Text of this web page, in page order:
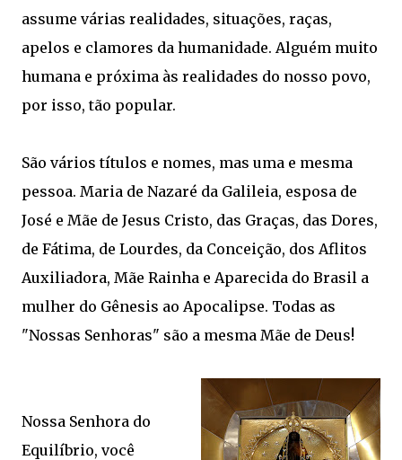
assume várias realidades, situações, raças,
apelos e clamores da humanidade. Alguém muito
humana e próxima às realidades do nosso povo,
por isso, tão popular.
São vários títulos e nomes, mas uma e mesma
pessoa. Maria de Nazaré da Galileia, esposa de
José e Mãe de Jesus Cristo, das Graças, das Dores,
de Fátima, de Lourdes, da Conceição, dos Aflitos
Auxiliadora, Mãe Rainha e Aparecida do Brasil a
mulher do Gênesis ao Apocalipse. Todas as
"Nossas Senhoras" são a mesma Mãe de Deus!
Nossa Senhora do
Equilíbrio, você